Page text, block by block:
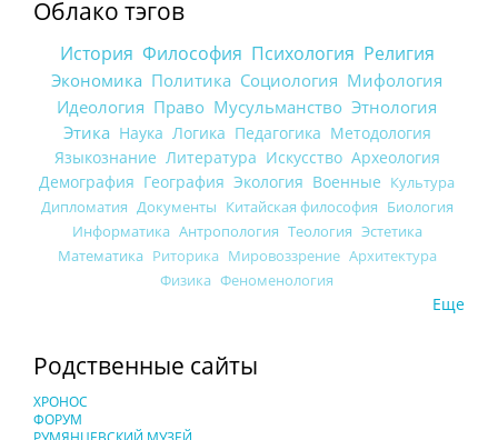
Облако тэгов
История Философия Психология Религия
Экономика Политика Социология Мифология
Идеология Право Мусульманство Этнология
Этика Наука Логика Педагогика Методология
Языкознание Литература Искусство Археология
Демография География Экология Военные Культура
Дипломатия Документы Китайская философия Биология
Информатика Антропология Теология Эстетика
Математика Риторика Мировоззрение Архитектура
Физика Феноменология
Еще
Родственные сайты
ХРОНОС
ФОРУМ